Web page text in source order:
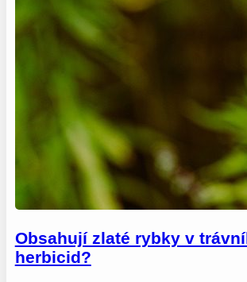
Obsahují zlaté rybky v
herbicid?